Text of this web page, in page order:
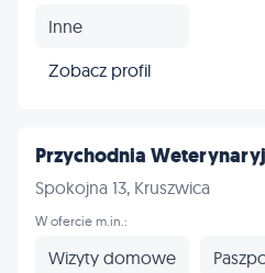
Inne
Zobacz profil
Przychodnia
Spokojna 13, Kruszwica
W ofercie m.in.:
Wizyty domowe